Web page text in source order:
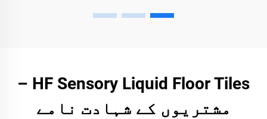
HF Sensory Liquid Floor Tiles –
مشتریوں کے شہادت نامے